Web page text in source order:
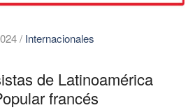
/ Internacionales
de Latinoamérica
francés